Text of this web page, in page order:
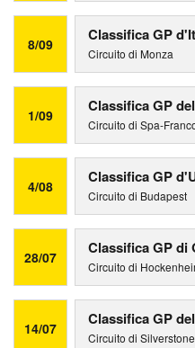
8/09 Classifica GP
Circuito di Monza
1/09 Classifica GP
Circuito di Spa-
4/08 Classifica GP
Circuito di Budapest
28/07 Classifica GP di
Circuito di
14/07 Classifica GP
Circuito di Silverstone